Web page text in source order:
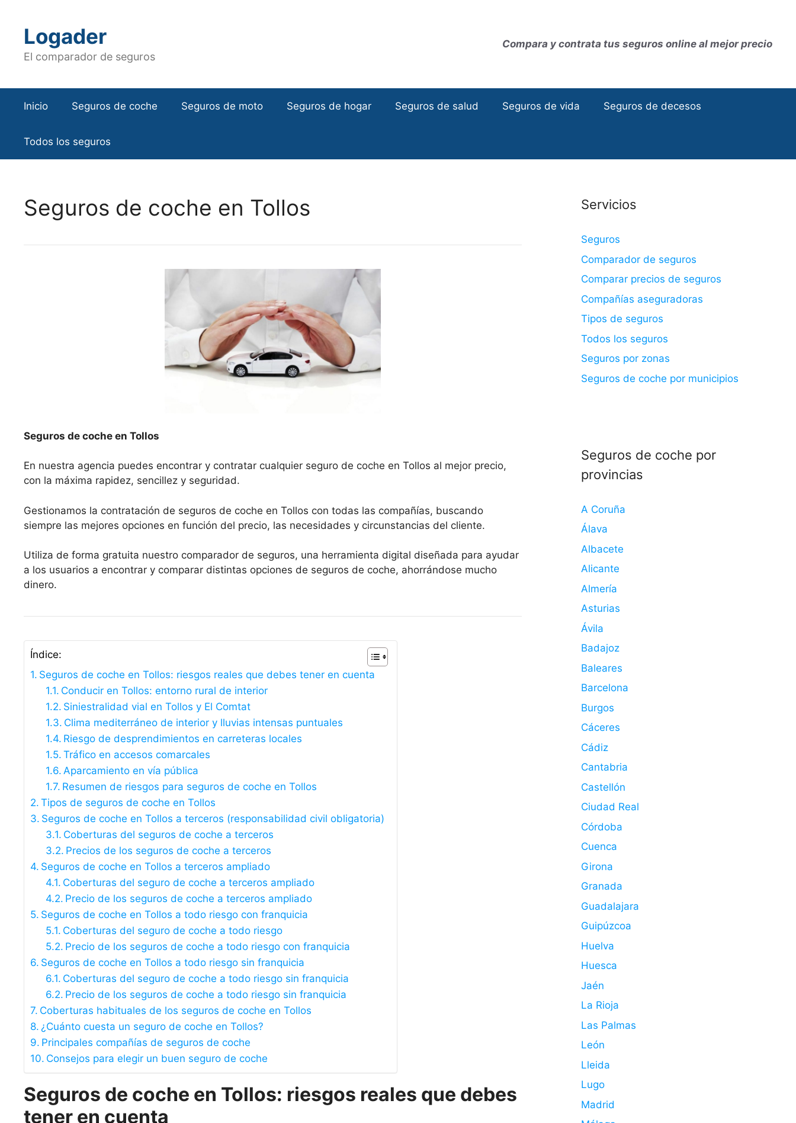
contenidoLogader
El comparador de seguros
Compara y contrata tus seguros online al mejor precio
Inicio Seguros de coche Seguros de moto Seguros de hogar Seguros de salud Seguros de vida Seguros de decesos
Todos los seguros
Seguros de coche en Tollos
Seguros de coche en Tollos
En nuestra agencia puedes encontrar y contratar cualquier seguro de coche en Tollos al mejor precio,
con la máxima rapidez, sencillez y seguridad.
Gestionamos la contratación de seguros de coche en Tollos con todas las compañías, buscando
siempre las mejores opciones en función del precio, las necesidades y circunstancias del cliente.
Utiliza de forma gratuita nuestro comparador de seguros, una herramienta digital diseñada para ayudar
a los usuarios a encontrar y comparar distintas opciones de seguros de coche, ahorrándose mucho
dinero.
Índice:
Seguros de coche en Tollos: riesgos reales que debes tener en cuenta
Conducir en Tollos: entorno rural de interior
Siniestralidad vial en Tollos y El Comtat
Clima mediterráneo de interior y lluvias intensas puntuales
Riesgo de desprendimientos en carreteras locales
Tráfico en accesos comarcales
Aparcamiento en vía pública
Resumen de riesgos para seguros de coche en Tollos
Tipos de seguros de coche en Tollos
Seguros de coche en Tollos a terceros (responsabilidad civil obligatoria)
Coberturas del seguros de coche a terceros
Precios de los seguros de coche a terceros
Seguros de coche en Tollos a terceros ampliado
Coberturas del seguro de coche a terceros ampliado
Precio de los seguros de coche a terceros ampliado
Seguros de coche en Tollos a todo riesgo con franquicia
Coberturas del seguro de coche a todo riesgo
Precio de los seguros de coche a todo riesgo con franquicia
Seguros de coche en Tollos a todo riesgo sin franquicia
Coberturas del seguro de coche a todo riesgo sin franquicia
Precio de los seguros de coche a todo riesgo sin franquicia
Coberturas habituales de los seguros de coche en Tollos
¿Cuánto cuesta un seguro de coche en Tollos?
Principales compañías de seguros de coche
Consejos para elegir un buen seguro de coche
Seguros de coche en Tollos: riesgos reales que debes
tener en cuenta
Servicios
Seguros
Comparador de seguros
Comparar precios de seguros
Compañías aseguradoras
Tipos de seguros
Todos los seguros
Seguros por zonas
Seguros de coche por municipios
Seguros de coche por
provincias
A Coruña
Álava
Albacete
Alicante
Almería
Asturias
Ávila
Badajoz
Baleares
Barcelona
Burgos
Cáceres
Cádiz
Cantabria
Castellón
Ciudad Real
Córdoba
Cuenca
Girona
Granada
Guadalajara
Guipúzcoa
Huelva
Huesca
Jaén
La Rioja
Las Palmas
León
Lleida
Lugo
Madrid